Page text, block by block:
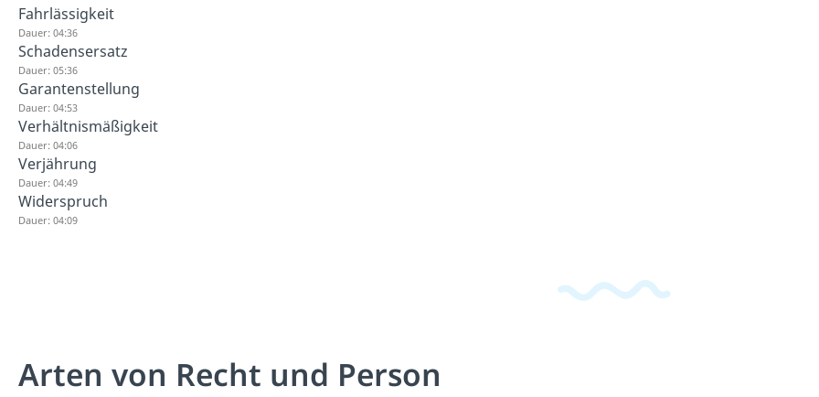
Fahrlässigkeit
Dauer: 04:36
Schadensersatz
Dauer: 05:36
Garantenstellung
Dauer: 04:53
Verhältnismäßigkeit
Dauer: 04:06
Verjährung
Dauer: 04:49
Widerspruch
Dauer: 04:09
Arten von Recht und Person